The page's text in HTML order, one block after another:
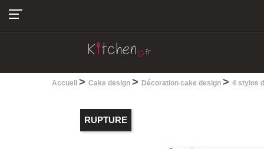
Accueil > Cake design > Décoration cake design > 4 stylos
RUPTURE